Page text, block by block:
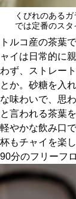
くびれのある
では定番のスタ
トルコ産の茶葉
ャイは日常的に
わず、ストレー
とか。砂糖を入
な味わいで、思
と言われる茶葉
軽やかな飲み口
杯もチャイを楽
90分のフリーフ